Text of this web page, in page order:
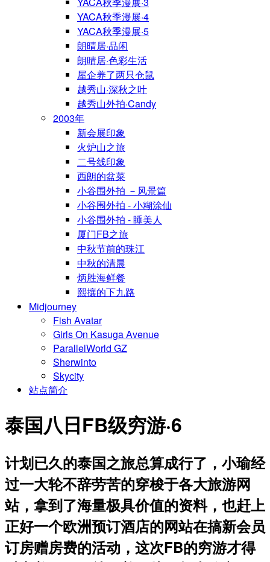
YACA秋季漫展·4
YACA秋季漫展·5
朗晴居·品闲
朗晴居·色彩生活
屋企养了两只仓鼠
越秀山·深秋之叶
越秀山外拍·Candy
2003年
新会展印象
火炉山之旅
二号线印象
西朗的盆菜
小谷围外拍 －风景篇
小谷围外拍 - 小糊涂仙
小谷围外拍 - 睡美人
厦门FB之旅
中秋节前的珠江
中秋的清晨
炳胜海鲜餐
熙攘的下九路
Midjourney
Fish Avatar
Girls On Kasuga Avenue
ParallelWorld GZ
Sherwinto
Skycity
站点简介
泰国八日FB级穷游·6
计划已久的泰国之旅总算成行了，小瑜经
过一大轮不辞劳苦的穿梭于各大旅游网
站，拿到了海量极具价值的资料，也赶上
正好一个欧洲预订酒店的网站在搞新会员
订房赠房费的活动，这次FB的穷游才得